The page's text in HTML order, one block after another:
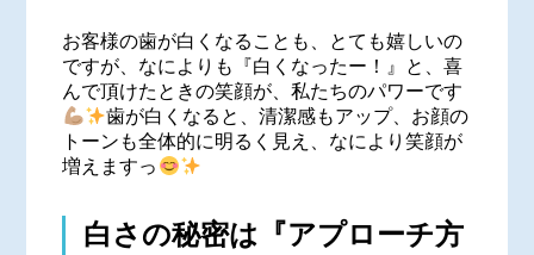
お客様の歯が白くなることも、とても嬉しいの
ですが、なによりも『白くなったー！』と、喜
んで頂けたときの笑顔が、私たちのパワーです
歯が白くなると、清潔感もアップ、お顔の
トーンも全体的に明るく見え、なにより笑顔が
増えますっ
白さの秘密は『アプローチ方